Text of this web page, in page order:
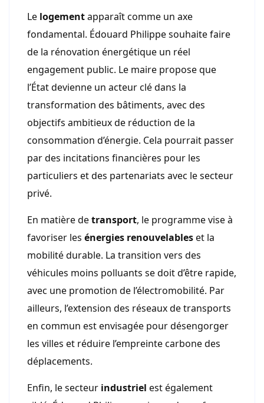
Le logementapparaît comme un axe
fondamental. Édouard Philippe souhaite faire
de la rénovation énergétique un réel
engagement public. Le maire propose que
l’État devienne un acteur clé dans la
transformation des bâtiments, avec des
objectifs ambitieux de réduction de la
consommation d’énergie. Cela pourrait passer
par des incitations financières pour les
particuliers et des partenariats avec le secteur
privé.
En matière detransport, le programme vise à
favoriser les énergies renouvelableset la
mobilité durable. La transition vers des
véhicules moins polluants se doit d’être rapide,
avec une promotion de l’électromobilité. Par
ailleurs, l’extension des réseaux de transports
en commun est envisagée pour désengorger
les villes et réduire l’empreinte carbone des
déplacements.
Enfin, le secteur industriel est également